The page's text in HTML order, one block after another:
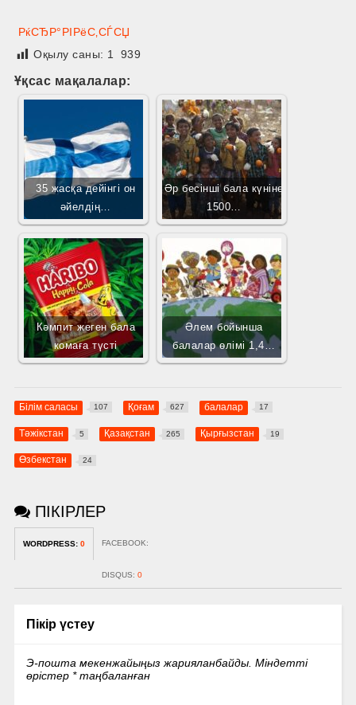
РќСЂР°РІРёС‚СЃСЏ
Оқылу саны: 1 939
Ұқсас мақалалар:
35 жасқа дейінгі он
әйелдің…
Әр бесінші бала күніне
1500…
Кәмпит жеген бала
комаға түсті
Әлем бойынша
балалар өлімі 1,4…
Білім саласы 107 Қоғам 627 балалар 17
Тәжікстан 5 Қазақстан 265 Қырғызстан 19
Өзбекстан 24
ПІКІРЛЕР
WORDPRESS: 0 FACEBOOK:
DISQUS: 0
Пікір үстеу
Э-пошта мекенжайыңыз жарияланбайды. Міндетті
өрістер *таңбаланған